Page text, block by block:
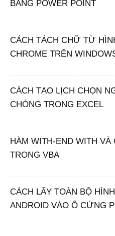
BẰNG POWER POINT
CÁCH TÁCH CHỮ TỪ
CHROME TRÊN
CÁCH TẠO LỊCH CHỌN
CHÓNG TRONG EXCEL
HÀM WITH-END WITH
TRONG VBA
CÁCH LẤY TOÀN BỘ
ANDROID VÀO Ổ CỨNG